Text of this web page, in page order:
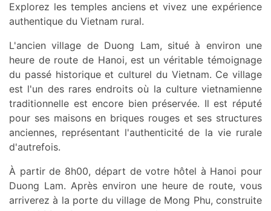
Explorez les temples anciens et vivez une expérience
authentique du Vietnam rural.
L'ancien village de Duong Lam, situé à environ une
heure de route de Hanoi, est un véritable témoignage
du passé historique et culturel du Vietnam. Ce village
est l'un des rares endroits où la culture vietnamienne
traditionnelle est encore bien préservée. Il est réputé
pour ses maisons en briques rouges et ses structures
anciennes, représentant l'authenticité de la vie rurale
d'autrefois.
À partir de 8h00, départ de votre hôtel à Hanoi pour
Duong Lam. Après environ une heure de route, vous
arriverez à la porte du village de Mong Phu, construite